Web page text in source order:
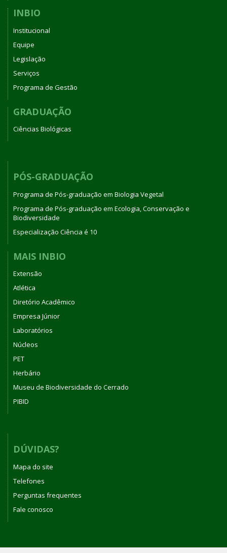
INBIO
Institucional
Equipe
Legislação
Serviços
Programa de Gestão
GRADUAÇÃO
Ciências Biológicas
PÓS-GRADUAÇÃO
Programa de Pós-graduação em Biologia Vegetal
Programa de Pós-graduação em Ecologia, Conservação e
Biodiversidade
Especialização Ciência é 10
MAIS INBIO
Extensão
Atlética
Diretório Acadêmico
Empresa Júnior
Laboratórios
Núcleos
PET
Herbário
Museu de Biodiversidade do Cerrado
PIBID
DÚVIDAS?
Mapa do site
Telefones
Perguntas frequentes
Fale conosco